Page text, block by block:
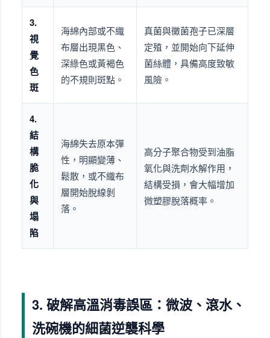
3.
視
覺
色
斑
海綿內部或不織
布層出現黑色、
深綠色或黃褐色
的不規則斑點。
真菌與黴菌孢子已深層
定殖，並開始向下延伸
菌絲體，具備高度致敏
風險。
4.
結
構
脆
化
與
塌
陷
海綿失去原本彈
性，明顯變薄、
鬆散，或不織布
層開始脫線剝
落。
高分子聚合物受到油脂
氧化與洗劑水解作用，
結構受損，會大幅增加
微塑膠脫落概率。
3. 破解高溫消毒誤區：微波、滾水、
洗碗機的細菌逆襲科學